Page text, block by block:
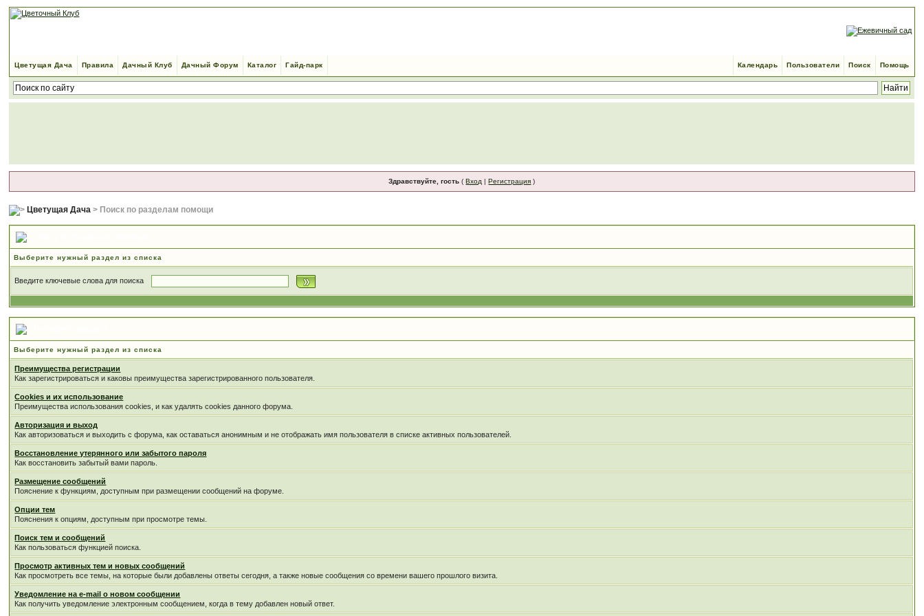
Цветущая Дача Правила Дачный Клуб Дачный Форум Каталог Гайд-парк Помощь
Поиск
Пользователи
Календарь
Здравствуйте, гость (Вход |Регистрация )
Цветущая Дача > Поиск по разделам помощи
Выберите нужный раздел из списка
Введите ключевые слова для поиска
Выберите нужный раздел из списка
Преимущества регистрации
Как зарегистрироваться и каковы преимущества зарегистрированного пользователя.
Cookies и их использование
Преимущества использования cookies, и как удалять cookies данного форума.
Авторизация и выход
Как авторизоваться и выходить с форума, как оставаться анонимным и не отображать имя пользователя в списке активных пользователей.
Восстановление утерянного или забытого пароля
Как восстановить забытый вами пароль.
Размещение сообщений
Пояснение к функциям, доступным при размещении сообщений на форуме.
Опции тем
Пояснения к опциям, доступным при просмотре темы.
Поиск тем и сообщений
Как пользоваться функцией поиска.
Просмотр активных тем и новых сообщений
Как просмотреть все темы, на которые были добавлены ответы сегодня, а также новые сообщения со времени вашего прошлого визита.
Уведомление на е-mail о новом сообщении
Как получить уведомление электронным сообщением, когда в тему добавлен новый ответ.